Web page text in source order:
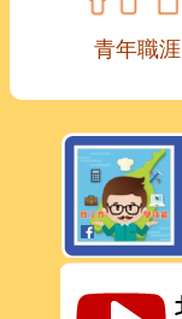
青年職涯